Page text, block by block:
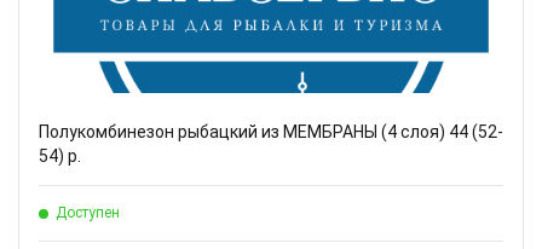
Полукомбинезон рыбацкий из МЕМБРАНЫ (4 слоя) 44 (52-
54) р.
Доступен